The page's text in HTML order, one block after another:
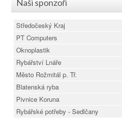
Naši sponzoři
Středočeský Kraj
PT Computers
Oknoplastik
Rybářství Lnáře
Město Rožmitál p. Tř.
Blatenská ryba
Pivnice Koruna
Rybářské potřeby - Sedlčany